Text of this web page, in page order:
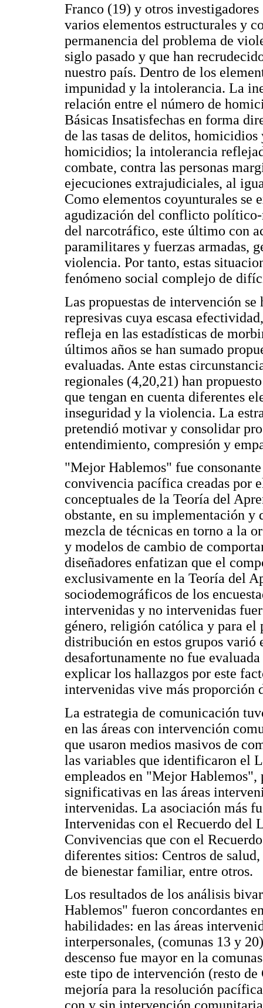
Franco (19) y otros
varios elementos estructurales y
permanencia del problema de
siglo pasado y que han
nuestro país. Dentro de los
impunidad y la intolerancia. La
relación entre el número de
Básicas Insatisfechas en forma
de las tasas de delitos,
homicidios; la intolerancia
combate, contra las personas
ejecuciones extrajudiciales, al
Como elementos coyunturales se
agudización del conflicto
del narcotráfico, este último con
paramilitares y fuerzas armadas,
violencia. Por tanto, estas
fenómeno social complejo de
Las propuestas de intervención
represivas cuya escasa
refleja en las estadísticas de
últimos años se han sumado
evaluadas. Ante estas
regionales (4,20,21) han
que tengan en cuenta diferentes
inseguridad y la violencia. La
pretendió motivar y consolidar
entendimiento, compresión y
"Mejor Hablemos" fue
convivencia pacífica creadas por
conceptuales de la Teoría del
obstante, en su implementación y
mezcla de técnicas en torno a la
y modelos de cambio de
diseñadores enfatizan que el
exclusivamente en la Teoría del
sociodemográficos de los
intervenidas y no intervenidas
género, religión católica y para el
distribución en estos grupos varió
desafortunamente no fue
explicar los hallazgos por este
intervenidas vive más proporción
La estrategia de comunicación
en las áreas con intervención
que usaron medios masivos de
las variables que identificaron el
empleados en "Mejor Hablemos",
significativas en las áreas
intervenidas. La asociación más
Intervenidas con el Recuerdo
Convivencias que con el
diferentes sitios: Centros de
de bienestar familiar, entre otros.
Los resultados de los análisis
Hablemos" fueron concordantes
habilidades: en las áreas
interpersonales, (comunas 13 y
descenso fue mayor en la
este tipo de intervención (resto
mejoría para la resolución